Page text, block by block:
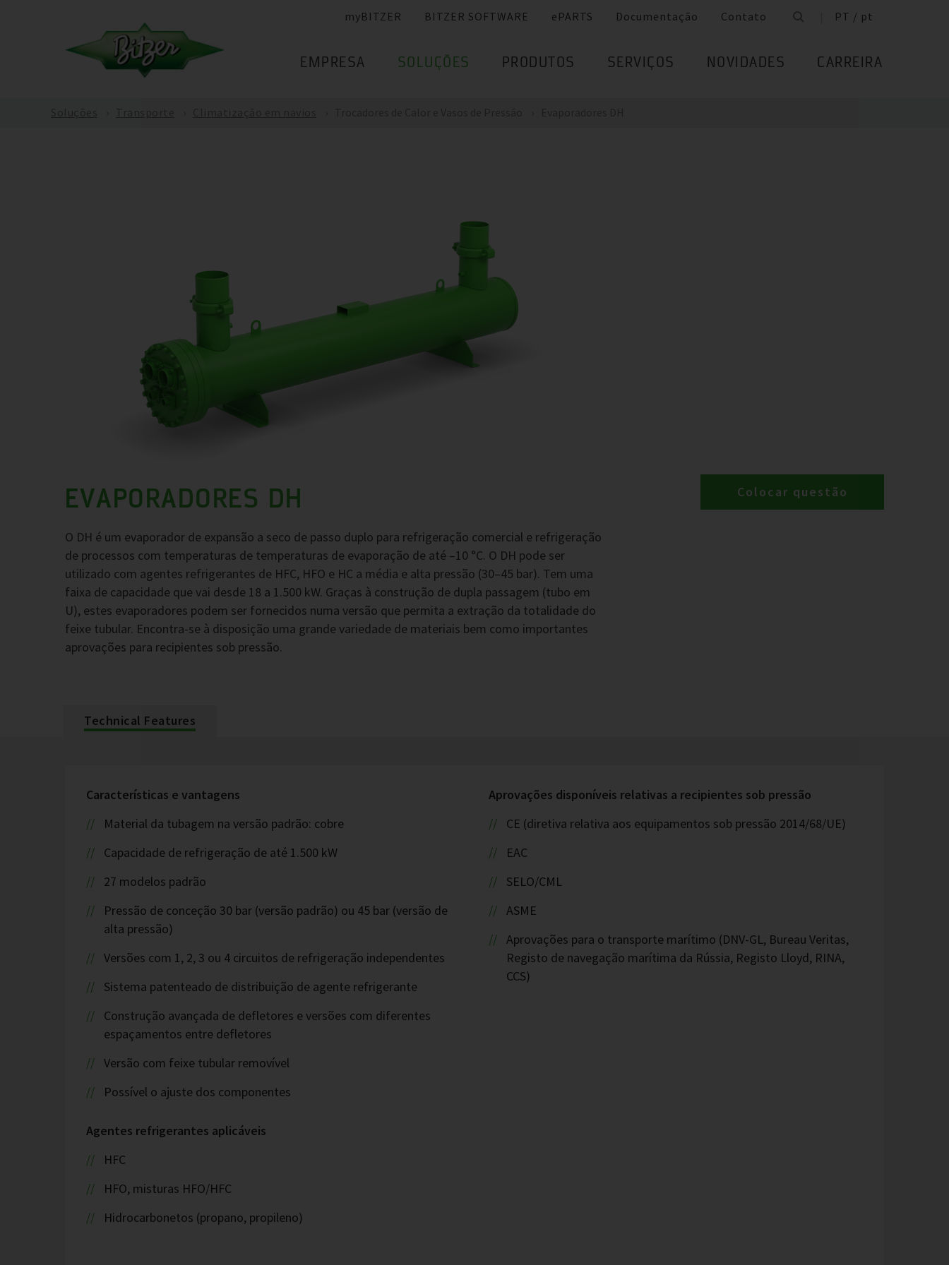
myBITZER BITZER SOFTWARE ePARTS Documentação Contato PT / pt
EMPRESA SOLUÇÕES PRODUTOS SERVIÇOS NOVIDADES CARREIRA
EVAPORADORES DH
O DH é um evaporador de expansão a seco de passo duplo para refrigeração comercial e refrigeração
de processos com temperaturas de temperaturas de evaporação de até –10 °C. O DH pode ser
utilizado com agentes refrigerantes de HFC, HFO e HC a média e alta pressão (30–45 bar). Tem uma
faixa de capacidade que vai desde 18 a 1.500 kW. Graças à construção de dupla passagem (tubo em
U), estes evaporadores podem ser fornecidos numa versão que permita a extração da totalidade do
feixe tubular. Encontra-se à disposição uma grande variedade de materiais bem como importantes
aprovações para recipientes sob pressão.
Colocar questão
Technical Features
Características e vantagens
Material da tubagem na versão padrão: cobre
Capacidade de refrigeração de até 1.500 kW
27 modelos padrão
Pressão de conceção 30 bar (versão padrão) ou 45 bar (versão de
alta pressão)
Versões com 1, 2, 3 ou 4 circuitos de refrigeração independentes
Sistema patenteado de distribuição de agente refrigerante
Construção avançada de defletores e versões com diferentes
espaçamentos entre defletores
Versão com feixe tubular removível
Possível o ajuste dos componentes
Agentes refrigerantes aplicáveis
HFC
HFO, misturas HFO/HFC
Hidrocarbonetos (propano, propileno)
Aprovações disponíveis relativas a recipientes sob pressão
CE (diretiva relativa aos equipamentos sob pressão 2014/68/UE)
EAC
SELO/CML
ASME
Aprovações para o transporte marítimo (DNV-GL, Bureau Veritas,
Registo de navegação marítima da Rússia, Registo Lloyd, RINA,
CCS)